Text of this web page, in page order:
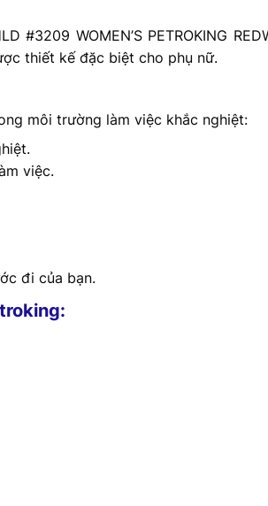
WOMEN’S PETROKING
thiết kế đặc biệt cho phụ nữ.
môi trường làm việc khắc nghiệt:
việc.
đi của bạn.